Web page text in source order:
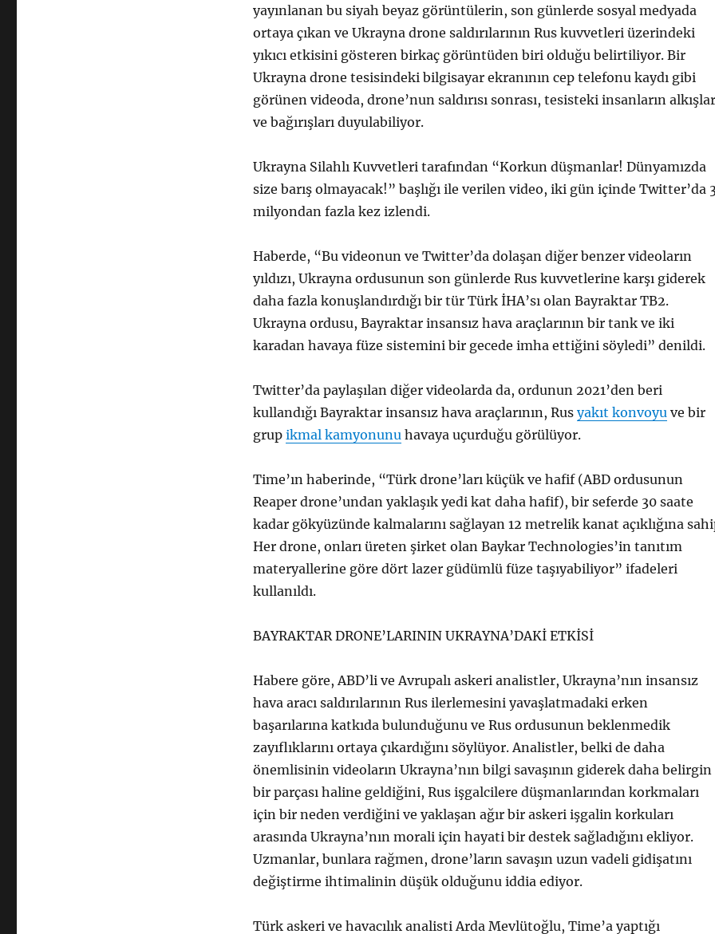
yayınlanan bu siyah beyaz görüntülerin, son günlerde sosyal medyada
ortaya çıkan ve Ukrayna drone saldırılarının Rus kuvvetleri üzerindeki
yıkıcı etkisini gösteren birkaç görüntüden biri olduğu belirtiliyor. Bir
Ukrayna drone tesisindeki bilgisayar ekranının cep telefonu kaydı gibi
görünen videoda, drone’nun saldırısı sonrası, tesisteki insanların
ve bağırışları duyulabiliyor.
Ukrayna Silahlı Kuvvetleri tarafından “Korkun düşmanlar! Dünyamızda
size barış olmayacak!” başlığı ile verilen video, iki gün içinde Twitter’da
milyondan fazla kez izlendi.
Haberde, “Bu videonun ve Twitter’da dolaşan diğer benzer videoların
yıldızı, Ukrayna ordusunun son günlerde Rus kuvvetlerine karşı giderek
daha fazla konuşlandırdığı bir tür Türk İHA’sı olan Bayraktar TB2.
Ukrayna ordusu, Bayraktar insansız hava araçlarının bir tank ve iki
karadan havaya füze sistemini bir gecede imha ettiğini söyledi” denildi.
Twitter’da paylaşılan diğer videolarda da, ordunun 2021’den beri
kullandığı Bayraktar insansız hava araçlarının, Rus yakıt konvoyuve bir
grup ikmal kamyonunuhavaya uçurduğu görülüyor.
Time’ın haberinde, “Türk drone’ları küçük ve hafif (ABD ordusunun
Reaper drone’undan yaklaşık yedi kat daha hafif), bir seferde 30 saate
kadar gökyüzünde kalmalarını sağlayan 12 metrelik kanat açıklığına
Her drone, onları üreten şirket olan Baykar Technologies’in tanıtım
materyallerine göre dört lazer güdümlü füze taşıyabiliyor” ifadeleri
kullanıldı.
BAYRAKTAR DRONE’LARININ UKRAYNA’DAKİ ETKİSİ
Habere göre, ABD’li ve Avrupalı ​​askeri analistler, Ukrayna’nın insansız
hava aracı saldırılarının Rus ilerlemesini yavaşlatmadaki erken
başarılarına katkıda bulunduğunu ve Rus ordusunun beklenmedik
zayıflıklarını ortaya çıkardığını söylüyor. Analistler, belki de daha
önemlisinin videoların Ukrayna’nın bilgi savaşının giderek daha belirgin
bir parçası haline geldiğini, Rus işgalcilere düşmanlarından korkmaları
için bir neden verdiğini ve yaklaşan ağır bir askeri işgalin korkuları
arasında Ukrayna’nın morali için hayati bir destek sağladığını ekliyor.
Uzmanlar, bunlara rağmen, drone’ların savaşın uzun vadeli gidişatını
değiştirme ihtimalinin düşük olduğunu iddia ediyor.
Türk askeri ve havacılık analisti Arda Mevlütoğlu, Time’a yaptığı